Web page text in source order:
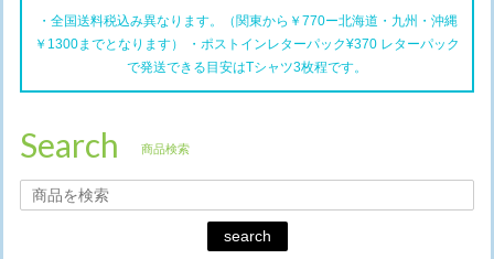
・全国送料税込み異なります。（関東から￥770ー北海道・九州・沖縄
￥1300までとなります） ・ポストインレターパック¥370 レターパック
で発送できる目安はTシャツ3枚程です。
Search 商品検索
search